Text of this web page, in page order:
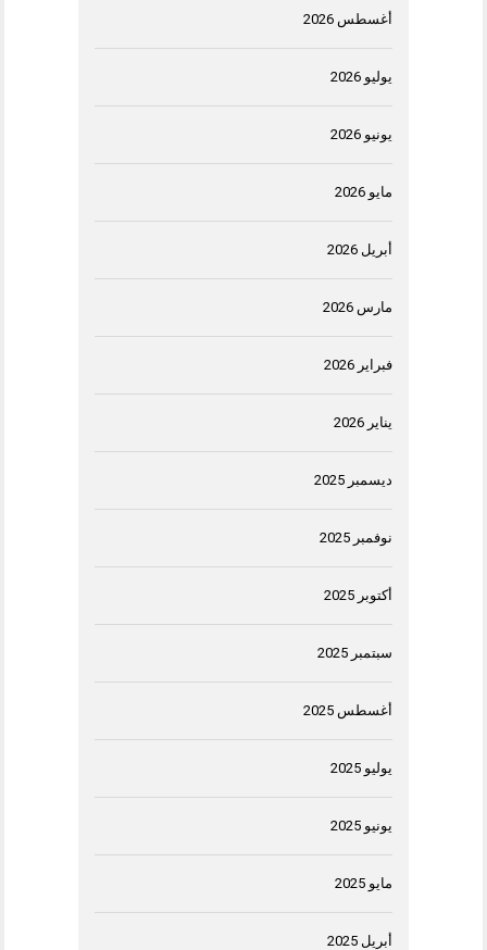
أغسطس 2026
يوليو 2026
يونيو 2026
مايو 2026
أبريل 2026
مارس 2026
فبراير 2026
يناير 2026
ديسمبر 2025
نوفمبر 2025
أكتوبر 2025
سبتمبر 2025
أغسطس 2025
يوليو 2025
يونيو 2025
مايو 2025
أبريل 2025